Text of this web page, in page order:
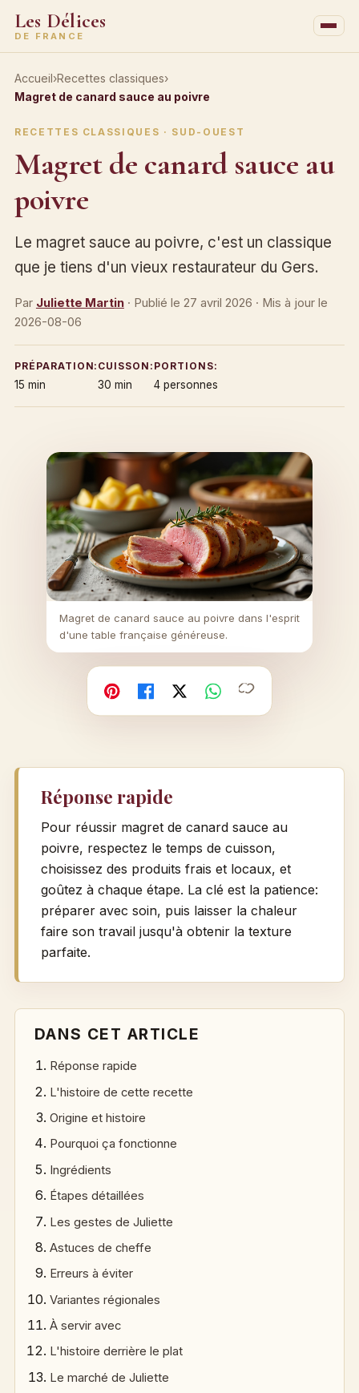
Les Délices
DE FRANCE
Accueil›Recettes classiques›
Magret de canard sauce au poivre
RECETTES CLASSIQUES · SUD-OUEST
Magret de canard sauce au
poivre
Le magret sauce au poivre, c'est un classique
que je tiens d'un vieux restaurateur du Gers.
Par Juliette Martin· Publié le 27 avril 2026 · Mis à jour le
2026-08-06
PRÉPARATION:
15 min
CUISSON:
30 min
PORTIONS:
4 personnes
Magret de canard sauce au poivre dans l'esprit
d'une table française généreuse.
Facebook
X WhatsApp
Copier
Réponse rapide
Pour réussir magret de canard sauce au
poivre, respectez le temps de cuisson,
choisissez des produits frais et locaux, et
goûtez à chaque étape. La clé est la patience:
préparer avec soin, puis laisser la chaleur
faire son travail jusqu'à obtenir la texture
parfaite.
DANS CET ARTICLE
Réponse rapide
L'histoire de cette recette
Origine et histoire
Pourquoi ça fonctionne
Ingrédients
Étapes détaillées
Les gestes de Juliette
Astuces de cheffe
Erreurs à éviter
Variantes régionales
À servir avec
L'histoire derrière le plat
Le marché de Juliette